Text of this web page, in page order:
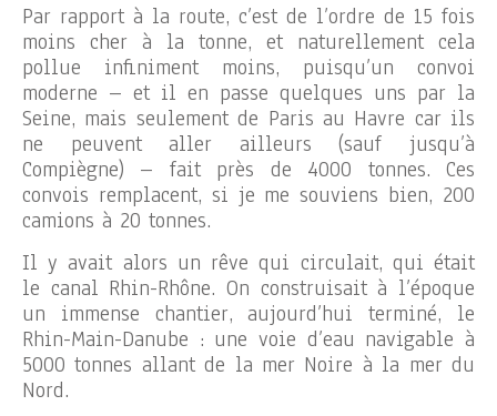
Par rapport à la route, c’est de l’ordre de 15 fois
moins cher à la tonne, et naturellement cela
pollue infiniment moins, puisqu’un convoi
moderne – et il en passe quelques uns par la
Seine, mais seulement de Paris au Havre car ils
ne peuvent aller ailleurs (sauf jusqu’à
Compiègne) – fait près de 4000 tonnes. Ces
convois remplacent, si je me souviens bien, 200
camions à 20 tonnes.
Il y avait alors un rêve qui circulait, qui était
le canal Rhin-Rhône. On construisait à l’époque
un immense chantier, aujourd’hui terminé, le
Rhin-Main-Danube : une voie d’eau navigable à
5000 tonnes allant de la mer Noire à la mer du
Nord.